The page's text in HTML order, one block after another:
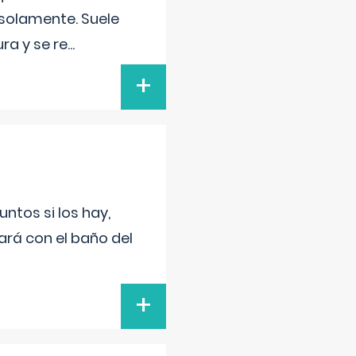
Suele
y se re...
+
si los hay,
con el baño del
+